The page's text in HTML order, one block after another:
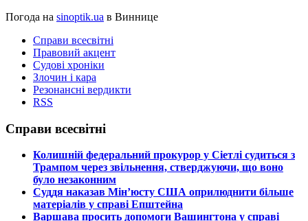
Погода на sinoptik.ua в Виннице
Справи всесвітні
Правовий акцент
Судові хроніки
Злочин і кара
Резонансні вердикти
RSS
Справи всесвітні
​Колишній федеральний прокурор у Сіетлі судиться з
Трампом через звільнення, стверджуючи, що воно
було незаконним
​Суддя наказав Мін’юсту США оприлюднити більше
матеріалів у справі Епштейна
​Варшава просить допомоги Вашингтона у справі